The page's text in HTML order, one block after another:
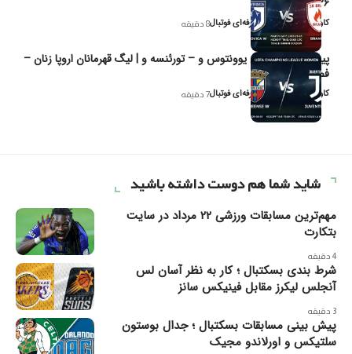
کاوه نیک‌فر، تحلیل‌گر حرفه‌ای فوتبال8 دقیقه
پیش‌بینی و تحلیل یوونتوس و – تورئنسه و | لیگ قهرمانان اروپا زنان –
فصل ۲۰۲۶
کاوه نیک‌فر، تحلیل‌گر حرفه‌ای فوتبال7 دقیقه
شاید شما هم دوست داشته باشید
مهم‌ترین مسابقات ورزشی ۲۲ مرداد در سایت
بتکارت
4 دقیقه
شرط بندی بسکتبال ؛ کار به نظر آسان لس
آنجلس لیکرز مقابل فینیکس سانز
3 دقیقه
پیش بینی مسابقات بسکتبال ؛ جدال بوستون
سلتیکس و اورلاندو مجیک